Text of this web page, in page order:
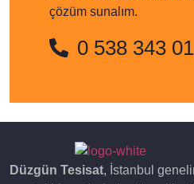
çözüm sunalım.
0 538 343
Düzgün Tesisat, İstanbul